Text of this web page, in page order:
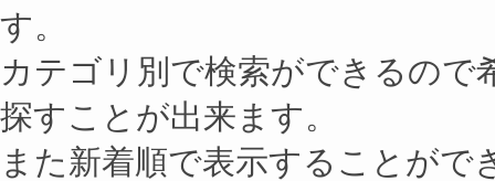
す。
カテゴリ別で検索ができるので
探すことが出来ます。
また新着順で表示することがで